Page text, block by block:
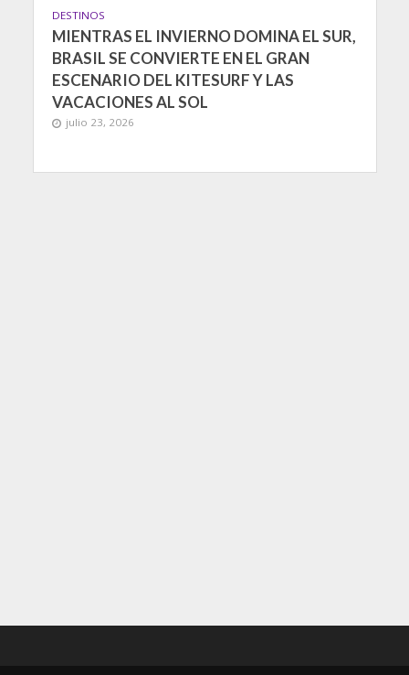
DESTINOS
MIENTRAS EL INVIERNO DOMINA EL SUR,
BRASIL SE CONVIERTE EN EL GRAN
ESCENARIO DEL KITESURF Y LAS
VACACIONES AL SOL
julio 23, 2026